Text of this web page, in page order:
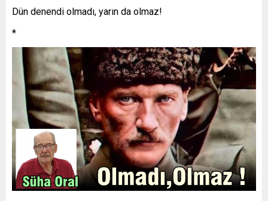
Dün denendi olmadı, yarın da olmaz!
*